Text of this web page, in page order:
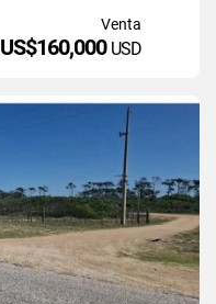
Venta
US$160,000 USD